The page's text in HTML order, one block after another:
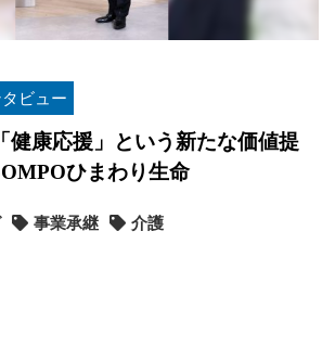
ビュー
健康応援」という新たな価値提
ひまわり生命
事業承継 介護